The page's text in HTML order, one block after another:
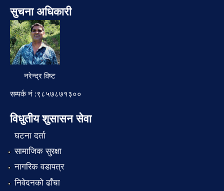
सुचना अधिकारी
नरेन्द्र विष्ट
सम्पर्क नं :९८५७८७१३००
विधुतीय शुसासन सेवा
घटना दर्ता
सामाजिक सुरक्षा
नागरिक वडापत्र
निवेदनको ढाँचा